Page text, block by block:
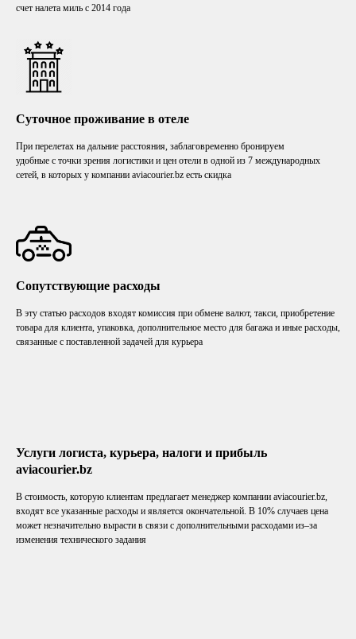
счет налета миль с 2014 года
Суточное проживание в отеле
При перелетах на дальние расстояния, заблаговременно бронируем
удобные с точки зрения логистики и цен отели в одной из 7 международных
сетей, в которых у компании aviacourier.bz есть скидка
Сопутствующие расходы
В эту статью расходов входят комиссия при обмене валют, такси, приобретение
товара для клиента, упаковка, дополнительное место для багажа и иные расходы,
связанные с поставленной задачей для курьера
Услуги логиста, курьера, налоги и прибыль
aviacourier.bz
В стоимость, которую клиентам предлагает менеджер компании aviacourier.bz,
входят все указанные расходы и является окончательной. В 10% случаев цена
может незначительно вырасти в связи с дополнительными расходами из–за
изменения технического задания